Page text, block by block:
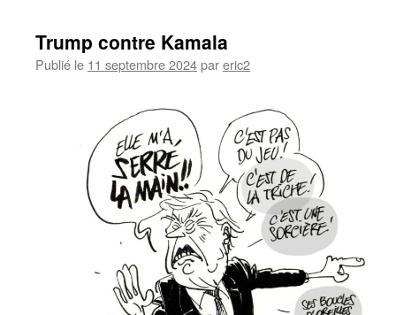
Trump contre Kamala
Publié le 11 septembre 2024pareric2